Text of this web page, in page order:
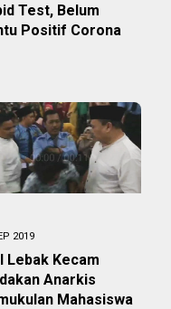
Test, Belum
Positif Corona
2019
Lebak Kecam
Anarkis
Mahasiswa